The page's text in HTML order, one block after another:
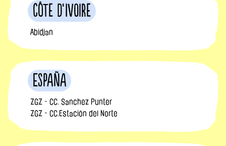
Côte d’Ivoire
Abidjan
España
ZGZ - CC. Sanchez Punter
ZGZ - CC.Estación del Norte